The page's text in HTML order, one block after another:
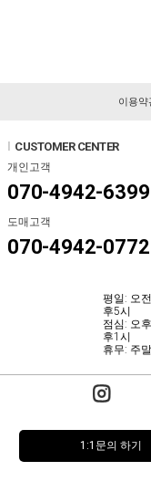
이용약
CUSTOMER CENTER
개인고객
070-4942-6399
도매고객
070-4942-0772
평일: 오
후5시
점심: 오
후1시
휴무: 주
1:1문의 하기